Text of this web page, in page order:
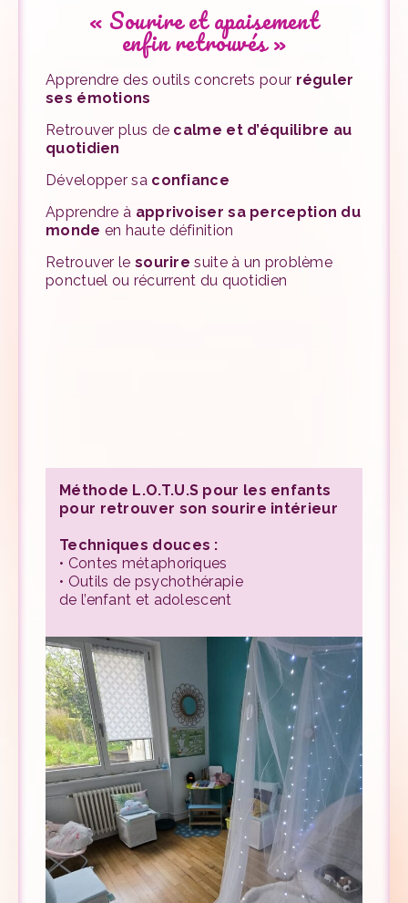
« Sourire et apaisement
enfin retrouvés »
Apprendre des outils concrets pour réguler
ses émotions
Retrouver plus de calme et d’équilibre au
quotidien
Développer sa confiance
Apprendre à apprivoiser sa perception du
monde en haute définition
Retrouver le sourire suite à un problème
ponctuel ou récurrent du quotidien
Méthode L.O.T.U.S pour les enfants
pour retrouver son sourire intérieur
Techniques douces :
• Contes métaphoriques
• Outils de psychothérapie
de l’enfant et adolescent